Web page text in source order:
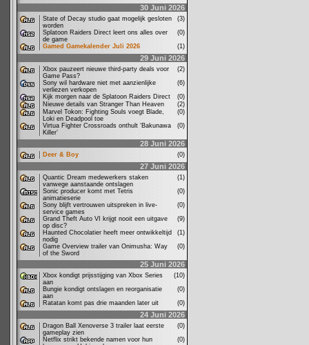
30 Juni 2026
State of Decay studio gaat mogelijk gesloten
worden
(3)
Splatoon Raiders Direct leert ons alles over
de game
(0)
Gamed Gamekalender Juli 2026
(1)
29 Juni 2026
Xbox pauzeert nieuwe third-party deals voor
Game Pass?
(2)
Sony wil hardware niet met aanzienlijke
verliezen verkopen
(6)
Kijk morgen naar de Splatoon Raiders Direct
(0)
Nieuwe details van Stranger Than Heaven
(2)
Marvel Tokon: Fighting Souls voegt Blade,
Loki en Deadpool toe
(0)
Virtua Fighter Crossroads onthult ‘Bakunawa
Killer’
(0)
28 Juni 2026
Deer & Boy (0)
27 Juni 2026
Quantic Dream medewerkers staken
vanwege aanstaande ontslagen
(1)
Sonic producer komt met Tetris
animatieserie
(0)
Sony blijft vertrouwen uitspreken in live-
service games
(0)
Grand Theft Auto VI krijgt nooit een uitgave
op disc?
(9)
Haunted Chocolatier heeft meer ontwikkeltijd
nodig
(1)
Game Overview trailer van Onimusha: Way
of the Sword
(0)
25 Juni 2026
Xbox kondigt prijsstijging van Xbox Series
aan
(10)
Bungie kondigt ontslagen en reorganisatie
aan
(0)
Ratatan komt pas drie maanden later uit
(0)
24 Juni 2026
Dragon Ball Xenoverse 3 trailer laat eerste
gameplay zien
(0)
Netflix strikt bekende namen voor hun
(0)